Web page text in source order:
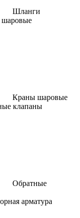
Шланги
Краны шаровые
клапаны
Обратные
арматура